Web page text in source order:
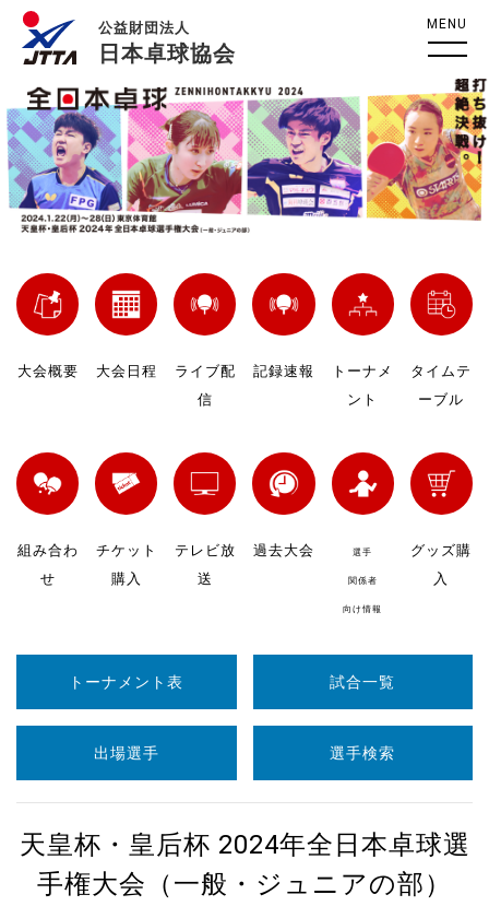
公益財団法人
日本卓球協会
MENU
大会概要 大会日程
ライブ配
信
記録速報
トーナメ
ント
タイムテ
ーブル
組み合わ
せ
チケット
購入
テレビ放
送
過去大会 選手
関係者
向け情報
グッズ購
入
トーナメント表 試合一覧
出場選手 選手検索
天皇杯・皇后杯 2024年全日本卓球選
手権大会（一般・ジュニアの部）